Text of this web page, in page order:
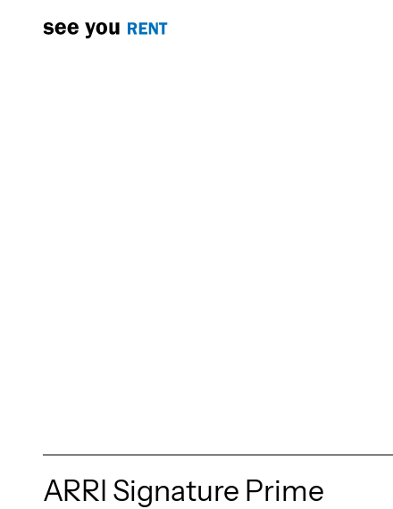
ARRI Signature Prime